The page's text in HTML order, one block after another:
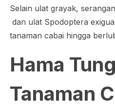
Selain ulat grayak,
dan ulat Spodoptera exigua
tanaman cabai hingga
Hama
Tanaman